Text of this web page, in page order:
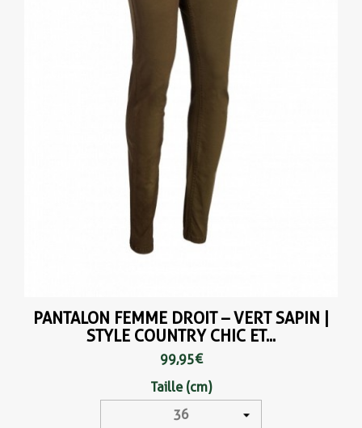
PANTALON FEMME DROIT – VERT SAPIN |
STYLE COUNTRY CHIC ET...
99,95 €
Taille (cm)